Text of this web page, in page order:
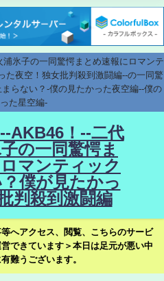
氷子の一同驚愕まとめ速報にロマンテ
た夜空！独女批判殺到激闘編--の一同驚
らない？-僕の見たかった夜空編--僕の
た星空編-
AKB46！--二代
の一同驚愕ま
マンティック
僕が見たかっ
判殺到激闘編
へアクセス、閲覧、こちらのサービ
できています＞本日は足元が悪い中
難うございます。